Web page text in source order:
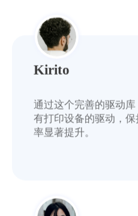
Kirito
通过这个完善的驱动
有打印设备的驱动，
率显著提升。